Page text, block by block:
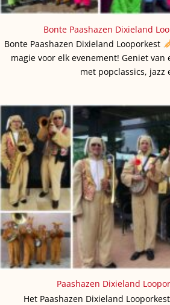
Bonte Paashazen Dixieland
Bonte Paashazen Dixieland Looporkest
magie voor elk evenement! Geniet
met popclassics, jazz
Paashazen Dixieland
Het Paashazen Dixieland